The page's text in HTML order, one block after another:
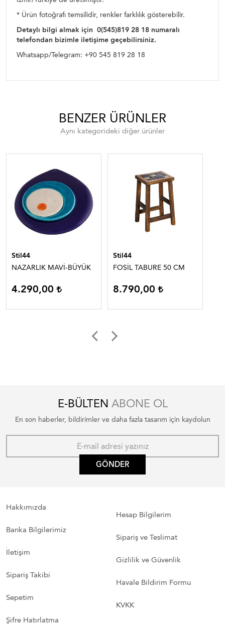
* Ürün fotoğrafı temsilidir, renkler farklılık gösterebilir.
Detaylı bilgi almak için 0(545)819 28 18 numaralı
telefondan bizimle iletişime geçebilirsiniz.
Whatsapp/Telegram: +90 545 819 28 18
BENZER ÜRÜNLER
Aynı kategorideki diğer ürünler
Stil44
NAZARLIK MAVİ-BÜYÜK
4.290,00
Stil44
FOSİL TABURE 50 CM
8.790,00
E-BÜLTEN ABONE OL
En son haberler, bildirimler ve daha fazla tasarım için kaydolun
GÖNDER
Hakkımızda
Banka Bilgilerimiz
İletişim
Sipariş Takibi
Sepetim
Şifre Hatırlatma
Hesap Bilgilerim
Sipariş ve Teslimat
Gizlilik ve Güvenlik
Havale Bildirim Formu
KVKK